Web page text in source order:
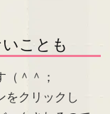
ことも
＾＾；
をクリックし